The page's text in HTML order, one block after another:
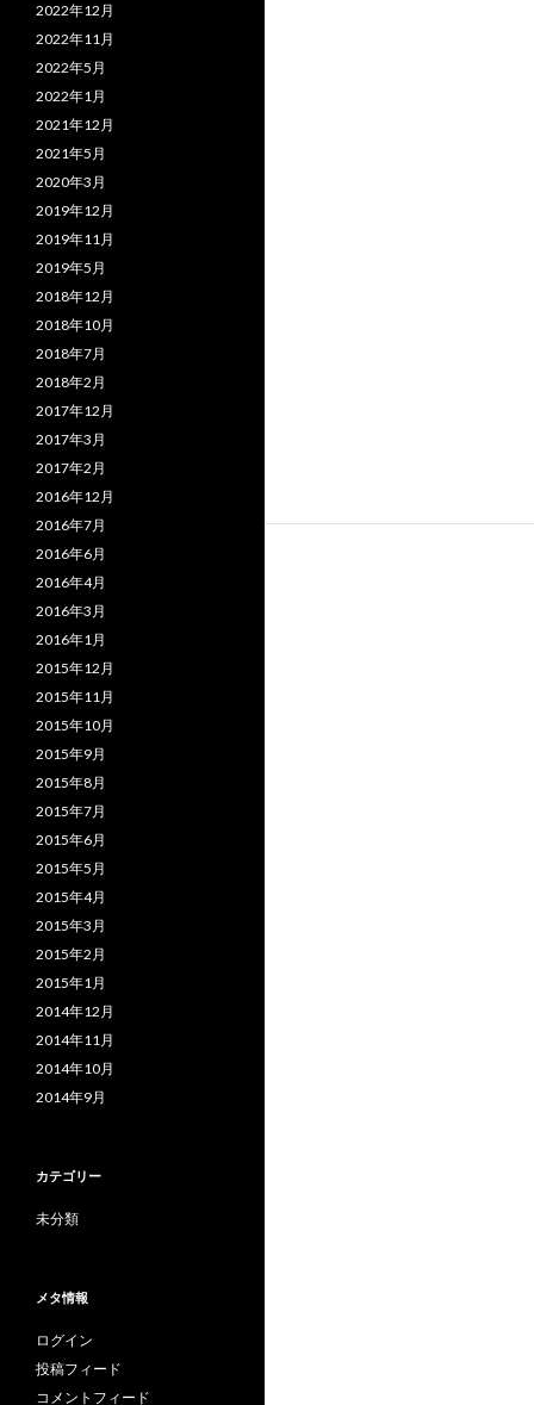
2022年12月
2022年11月
2022年5月
2022年1月
2021年12月
2021年5月
2020年3月
2019年12月
2019年11月
2019年5月
2018年12月
2018年10月
2018年7月
2018年2月
2017年12月
2017年3月
2017年2月
2016年12月
2016年7月
2016年6月
2016年4月
2016年3月
2016年1月
2015年12月
2015年11月
2015年10月
2015年9月
2015年8月
2015年7月
2015年6月
2015年5月
2015年4月
2015年3月
2015年2月
2015年1月
2014年12月
2014年11月
2014年10月
2014年9月
カテゴリー
未分類
メタ情報
ログイン
投稿フィード
コメントフィード